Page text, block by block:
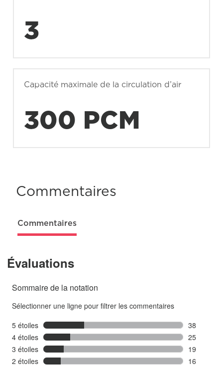
3
Capacité maximale de la circulation d’air
300 PCM
Commentaires
Commentaires